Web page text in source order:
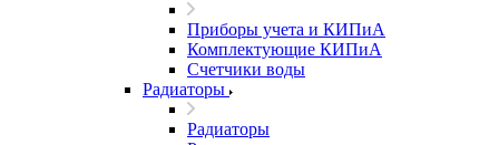
Приборы учета и КИПиА
Комплектующие КИПиА
Счетчики воды
Радиаторы
Радиаторы